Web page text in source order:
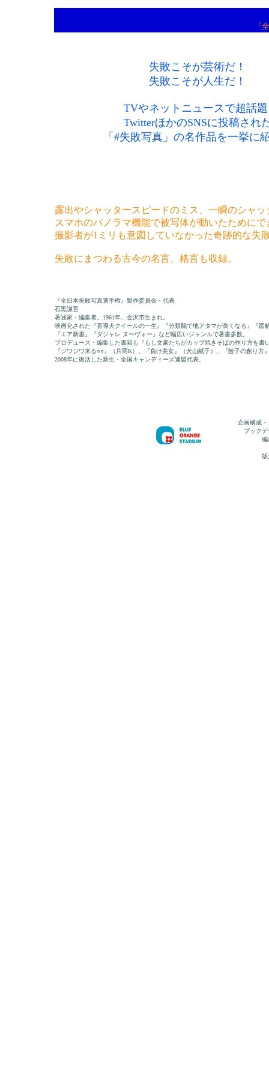
『
失敗こそが芸術だ！
失敗こそが人生だ！
TVやネットニュースで超話
TwitterほかのSNSに投稿され
「#失敗写真」の名作品を一挙に
露出やシャッタースピードのミス、一瞬のシャ
スマホのパノラマ機能で被写体が動いたために
撮影者が1ミリも意図していなかった奇跡的な失
失敗にまつわる古今の名言、格言も収録。
『全日本失敗写真選手権』製作委員会・代表
石黒謙吾
著述家・編集者。1961年、金沢市生まれ。
映画化された『盲導犬クイールの一生』『分類脳で地アタマが良くなる』『図
『エア新書』『ダジャレ ヌーヴォー』など幅広いジャンルで著書多数。
プロデュース・編集した書籍も『もし文豪たちがカップ焼きそばの作り方を書
『ジワジワ来る○○』（片岡K）、『負け美女』（犬山紙子）、『餃子の創り
2008年に復活した新生・全国キャンディーズ連盟代表。
企画構成
ブック
編